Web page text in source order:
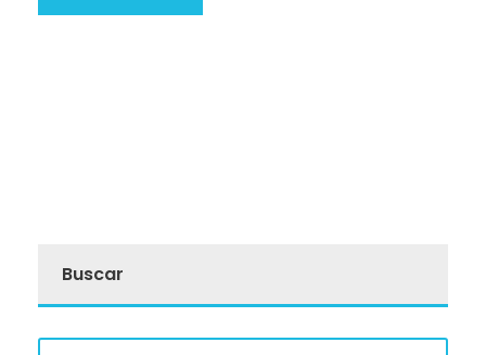
Buscar